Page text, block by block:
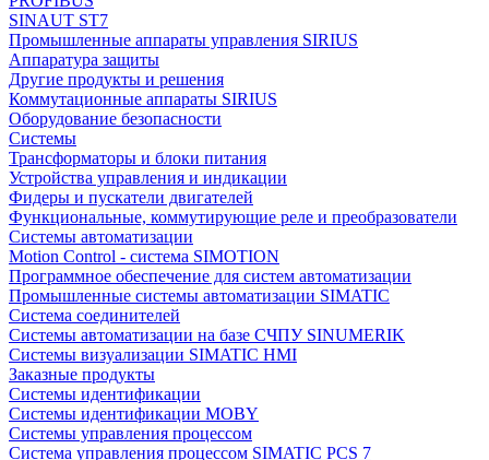
SINAUT ST7
Промышленные аппараты управления SIRIUS
Аппаратура защиты
Другие продукты и решения
Коммутационные аппараты SIRIUS
Оборудование безопасности
Системы
Трансформаторы и блоки питания
Устройства управления и индикации
Фидеры и пускатели двигателей
Функциональные, коммутирующие реле и преобразователи
Системы автоматизации
Motion Control - система SIMOTION
Программное обеспечение для систем автоматизации
Промышленные системы автоматизации SIMATIC
Система соединителей
Системы автоматизации на базе СЧПУ SINUMERIK
Системы визуализации SIMATIC HMI
Заказные продукты
Системы идентификации
Системы идентификации MOBY
Системы управления процессом
Система управления процессом SIMATIC PCS 7